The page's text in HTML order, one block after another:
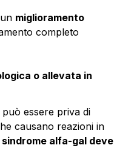
miglioramento
completo
o allevata in
può essere priva di
causano reazioni in
alfa-gal deve